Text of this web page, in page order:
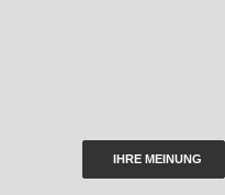
IHRE MEINUNG